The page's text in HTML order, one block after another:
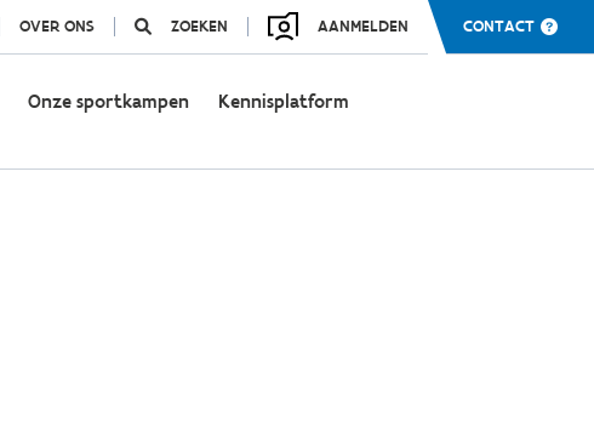
OVER ONS ZOEKEN AANMELDEN CONTACT
Onze sportkampen Kennisplatform